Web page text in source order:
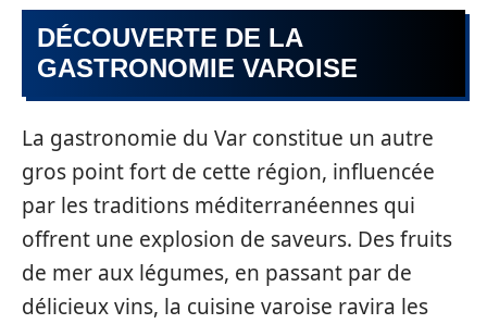
DÉCOUVERTE DE LA
GASTRONOMIE VAROISE
La gastronomie du Var constitue un autre
gros point fort de cette région, influencée
par les traditions méditerranéennes qui
offrent une explosion de saveurs. Des fruits
de mer aux légumes, en passant par de
délicieux vins, la cuisine varoise ravira les